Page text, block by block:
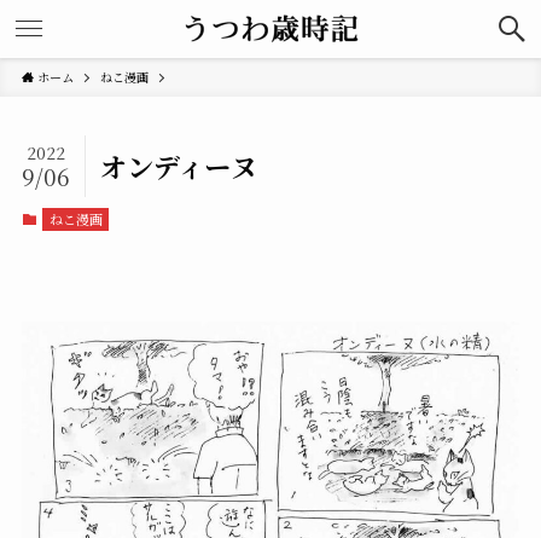
ホーム ねこ漫画
オンディーヌ
2022
9/06
ねこ漫画